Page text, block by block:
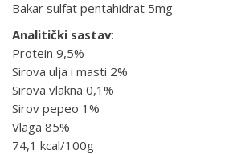
Bakar sulfat pentahidrat 5mg
Analitički sastav:
Protein 9,5%
Sirova ulja i masti 2%
Sirova vlakna 0,1%
Sirov pepeo 1%
Vlaga 85%
74,1 kcal/100g